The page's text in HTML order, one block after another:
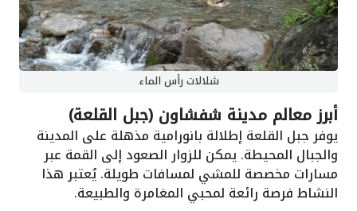
شلالات رأس الماء
أبرز معالم مدينة شفشاون (جبل القلعة)
يوفر جبل القلعة إطلالة بانورامية مذهلة على المدينة
والجبال المحيطة. يمكن للزوار الصعود إلى القمة عبر
مسارات مخصصة للمشي لمسافات طويلة. يُعتبر هذا
النشاط فرصة رائعة لمحبي المغامرة والطبيعة.